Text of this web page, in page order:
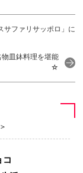
サファリサッポロ」に
物皿鉢料理を堪能
☆
コ